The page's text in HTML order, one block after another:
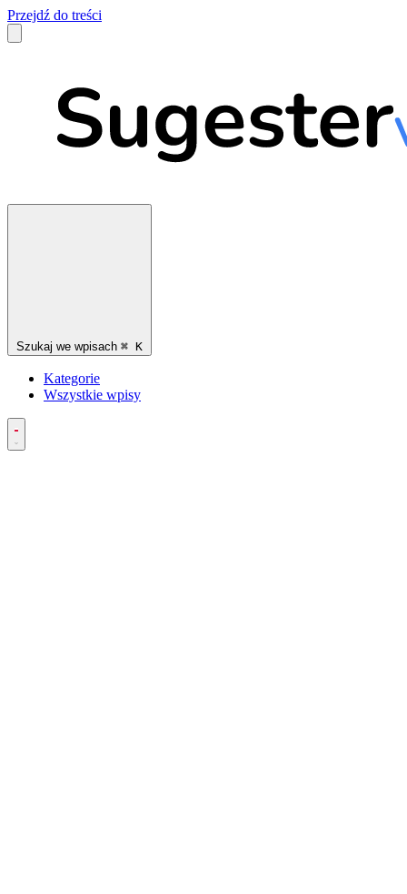
Przejdź do treści
Szukaj we wpisach ⌘ K
Kategorie
Wszystkie wpisy